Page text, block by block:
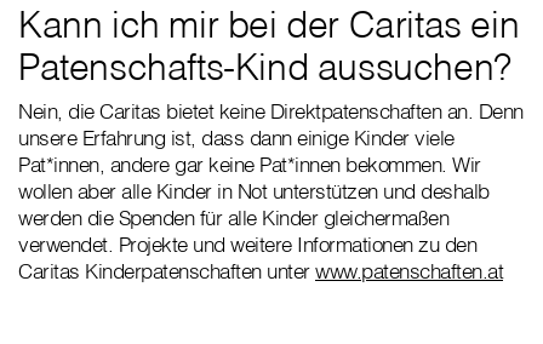
Kann ich mir bei der Caritas ein
Patenschafts-Kind aussuchen?
Nein, die Caritas bietet keine Direktpatenschaften an. Denn
unsere Erfahrung ist, dass dann einige Kinder viele
Pat*innen, andere gar keine Pat*innen bekommen. Wir
wollen aber alle Kinder in Not unterstützen und deshalb
werden die Spenden für alle Kinder gleichermaßen
verwendet. Projekte und weitere Informationen zu den
Caritas Kinderpatenschaften unterwww.patenschaften.at